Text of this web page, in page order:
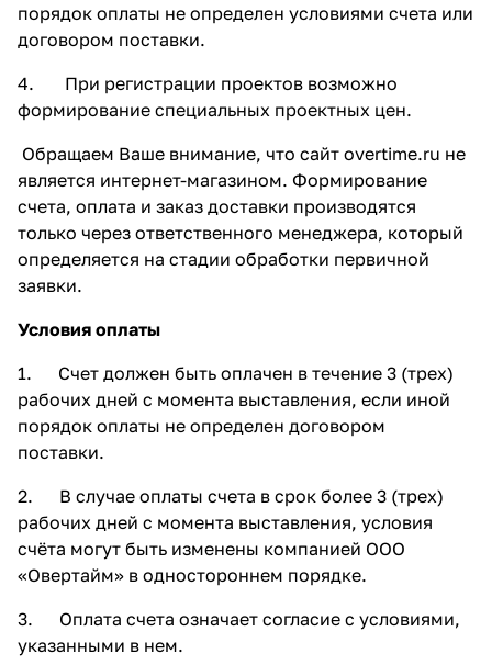
порядок оплаты не определен условиями счета или
договором поставки.
4. При регистрации проектов возможно
формирование специальных проектных цен.
Обращаем Ваше внимание, что сайт overtime.ru не
является интернет-магазином. Формирование
счета, оплата и заказ доставки производятся
только через ответственного менеджера, который
определяется на стадии обработки первичной
заявки.
Условия оплаты
1. Счет должен быть оплачен в течение 3 (трех)
рабочих дней с момента выставления, если иной
порядок оплаты не определен договором
поставки.
2. В случае оплаты счета в срок более 3 (трех)
рабочих дней с момента выставления, условия
счёта могут быть изменены компанией ООО
«Овертайм» в одностороннем порядке.
3. Оплата счета означает согласие с условиями,
указанными в нем.